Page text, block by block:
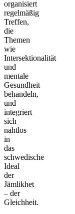
organisiert
regelmäßig
Treffen,
die
Themen
wie
Intersektionalität
und
mentale
Gesundheit
behandeln,
und
integriert
sich
nahtlos
in
das
schwedische
Ideal
der
Jämlikhet
– der
Gleichheit.